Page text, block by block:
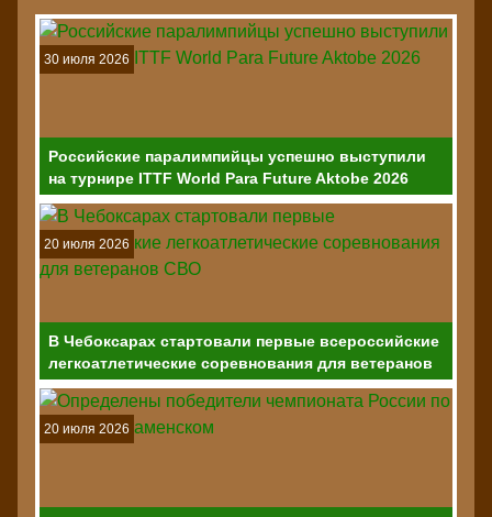
30 июля 2026
Российские паралимпийцы успешно выступили
на турнире ITTF World Para Future Aktobe 2026
20 июля 2026
В Чебоксарах стартовали первые всероссийские
легкоатлетические соревнования для ветеранов
СВО
20 июля 2026